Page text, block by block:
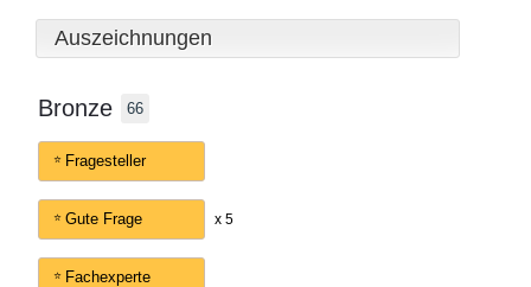
Auszeichnungen
Bronze 66
Fragesteller
Gute Frage x 5
Fachexperte